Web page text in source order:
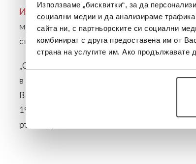
Използваме „бисквитки“, за да
социални медии и да анализираме
сайта ни, с партньорските си социални
комбинират с друга предоставена им от
страна на услугите им. Ако продължавате
Изи Кредити партньорите - веригата
много изненади, награди, игри,
състезават на националните финали в
„Спортувай с Изи Кредит в твоя град” ще
в Бургас ще е Петър Петров – рекордьор
В Шумен събитието ще подкрепи
1992 г. – Иван Иванов. И в двата града
ръководства.